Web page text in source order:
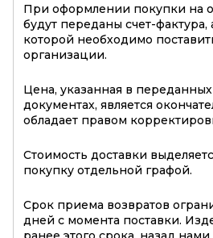
При оформлении покупки на
будут переданы счет-фактура,
которой необходимо
организации.
Цена, указанная в
документах, является
обладает правом
Стоимость доставки
покупку отдельной графой.
Срок приема возвратов
дней с момента поставки.